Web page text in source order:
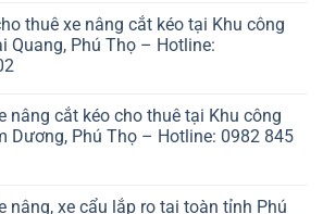
thuê xe nâng cắt kéo tại Khu công
Quang, Phú Thọ – Hotline:
nâng cắt kéo cho thuê tại Khu công
Dương, Phú Thọ – Hotline: 0982 845
nâng, xe cẩu lắp rọ tại toàn tỉnh Phú